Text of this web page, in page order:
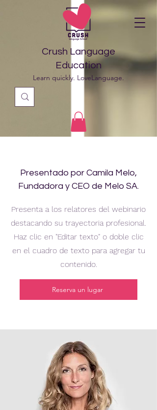
Crush Language
Education
Learn quickly. LoveLanguage.
Presentado por Camila Melo,
Fundadora y CEO de Melo SA.
Presenta a los relatores del webinario
destacando su trayectoria profesional.
Haz clic en "Editar texto" o doble clic
en el cuadro de texto para agregar tu
contenido.
Reserva un lugar